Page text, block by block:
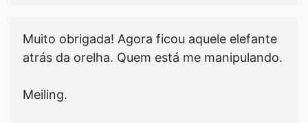
Muito obrigada! Agora ficou aquele elefante
atrás da orelha. Quem está me manipulando.
Meiling.